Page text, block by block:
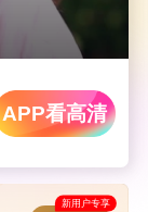
APP看高清
新用户专享